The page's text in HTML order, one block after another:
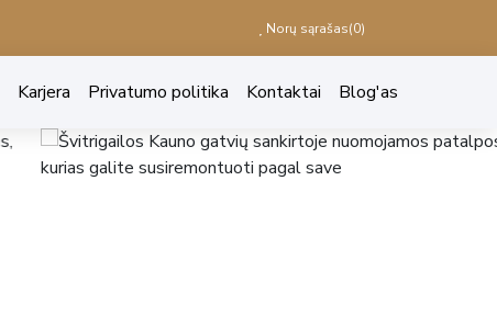
Norų sąrašas(0)
Karjera Privatumo politika Kontaktai Blog'as